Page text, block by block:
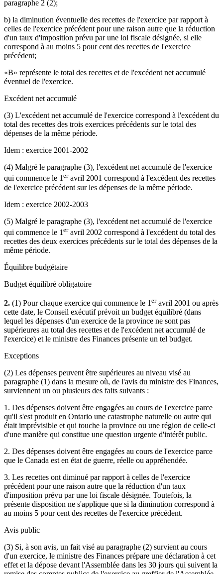
paragraphe 2 (2);
b) la diminution éventuelle des recettes de l'exercice par rapport à
celles de l'exercice précédent pour une raison autre que la réduction
d'un taux d'imposition prévu par une loi fiscale désignée, si elle
correspond à au moins 5 pour cent des recettes de l'exercice
précédent;
«B» représente le total des recettes et de l'excédent net accumulé
éventuel de l'exercice.
Excédent net accumulé
(3) L'excédent net accumulé de l'exercice correspond à l'excédent du
total des recettes des trois exercices précédents sur le total des
dépenses de la même période.
Idem : exercice 2001-2002
(4) Malgré le paragraphe (3), l'excédent net accumulé de l'exercice
qui commence le 1eravril 2001 correspond à l'excédent des recettes
de l'exercice précédent sur les dépenses de la même période.
Idem : exercice 2002-2003
(5) Malgré le paragraphe (3), l'excédent net accumulé de l'exercice
qui commence le 1 eravril 2002 correspond à l'excédent du total des
recettes des deux exercices précédents sur le total des dépenses de la
même période.
Équilibre budgétaire
Budget équilibré obligatoire
2. (1) Pour chaque exercice qui commence le 1 eravril 2001 ou après
cette date, le Conseil exécutif prévoit un budget équilibré (dans
lequel les dépenses d'un exercice de la province ne sont pas
supérieures au total des recettes et de l'excédent net accumulé de
l'exercice) et le ministre des Finances présente un tel budget.
Exceptions
(2) Les dépenses peuvent être supérieures au niveau visé au
paragraphe (1) dans la mesure où, de l'avis du ministre des Finances,
surviennent un ou plusieurs des faits suivants :
1. Des dépenses doivent être engagées au cours de l'exercice parce
qu'il s'est produit en Ontario une catastrophe naturelle ou autre qui
était imprévisible et qui touche la province ou une région de celle-ci
d'une manière qui constitue une question urgente d'intérêt public.
2. Des dépenses doivent être engagées au cours de l'exercice parce
que le Canada est en état de guerre, réelle ou appréhendée.
3. Les recettes ont diminué par rapport à celles de l'exercice
précédent pour une raison autre que la réduction d'un taux
d'imposition prévu par une loi fiscale désignée. Toutefois, la
présente disposition ne s'applique que si la diminution correspond à
au moins 5 pour cent des recettes de l'exercice précédent.
Avis public
(3) Si, à son avis, un fait visé au paragraphe (2) survient au cours
d'un exercice, le ministre des Finances prépare une déclaration à cet
effet et la dépose devant l'Assemblée dans les 30 jours qui suivent la